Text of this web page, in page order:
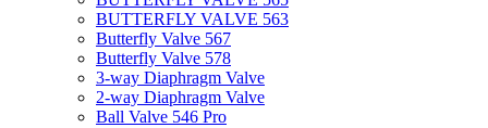
BUTTERFLY VALVE 563
Butterfly Valve 567
Butterfly Valve 578
3-way Diaphragm Valve
2-way Diaphragm Valve
Ball Valve 546 Pro